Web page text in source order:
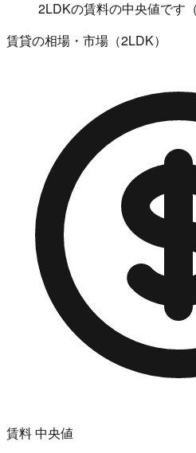
2LDKの賃料の中央値です
賃貸の相場・市場（2LDK）
賃料 中央値